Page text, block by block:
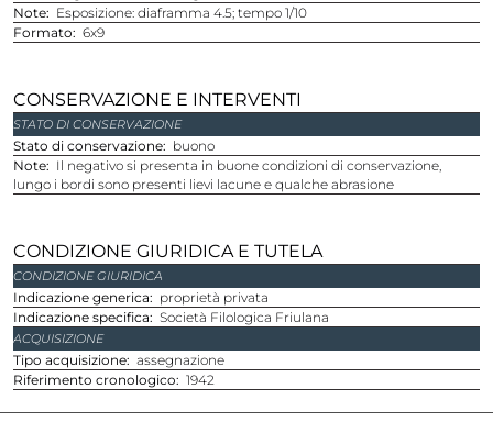
Note
Esposizione: diaframma 4.5; tempo 1/10
Formato
6x9
CONSERVAZIONE E INTERVENTI
STATO DI CONSERVAZIONE
Stato di conservazione
buono
Note
Il negativo si presenta in buone condizioni di conservazione,
lungo i bordi sono presenti lievi lacune e qualche abrasione
CONDIZIONE GIURIDICA E TUTELA
CONDIZIONE GIURIDICA
Indicazione generica
proprietà privata
Indicazione specifica
Società Filologica Friulana
ACQUISIZIONE
Tipo acquisizione assegnazione
Riferimento cronologico
1942